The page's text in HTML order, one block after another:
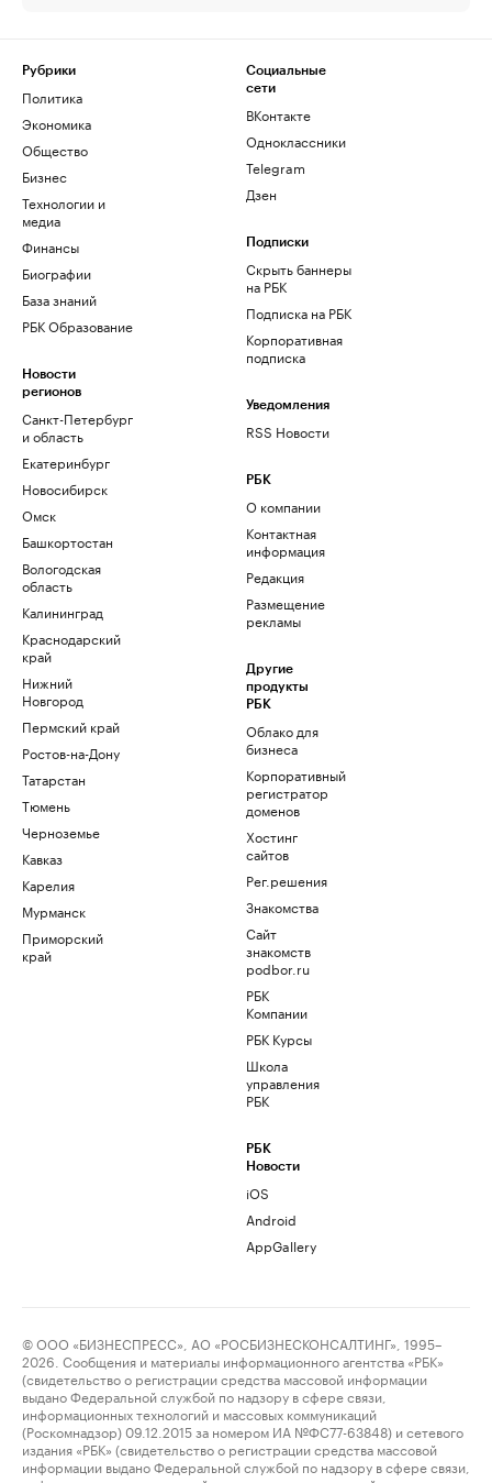
Рубрики
Политика
Экономика
Общество
Бизнес
Технологии и
медиа
Финансы
Биографии
База знаний
РБК Образование
Новости
регионов
Санкт-Петербург
и область
Екатеринбург
Новосибирск
Омск
Башкортостан
Вологодская
область
Калининград
Краснодарский
край
Нижний
Новгород
Пермский край
Ростов-на-Дону
Татарстан
Тюмень
Черноземье
Кавказ
Карелия
Мурманск
Приморский
край
Социальные
сети
ВКонтакте
Одноклассники
Telegram
Дзен
Подписки
Скрыть баннеры
на РБК
Подписка на РБК
Корпоративная
подписка
Уведомления
RSS Новости
РБК
О компании
Контактная
информация
Редакция
Размещение
рекламы
Другие
продукты
РБК
Облако для
бизнеса
Корпоративный
регистратор
доменов
Хостинг
сайтов
Рег.решения
Знакомства
Сайт
знакомств
podbor.ru
РБК
Компании
РБК Курсы
Школа
управления
РБК
РБК
Новости
iOS
Android
AppGallery
© ООО «БИЗНЕСПРЕСС», АО «РОСБИЗНЕСКОНСАЛТИНГ», 1995–
2026. Сообщения и материалы информационного агентства «РБК»
(свидетельство о регистрации средства массовой информации
выдано Федеральной службой по надзору в сфере связи,
информационных технологий и массовых коммуникаций
(Роскомнадзор) 09.12.2015 за номером ИА №ФС77-63848) и сетевого
издания «РБК» (свидетельство о регистрации средства массовой
информации выдано Федеральной службой по надзору в сфере связи,